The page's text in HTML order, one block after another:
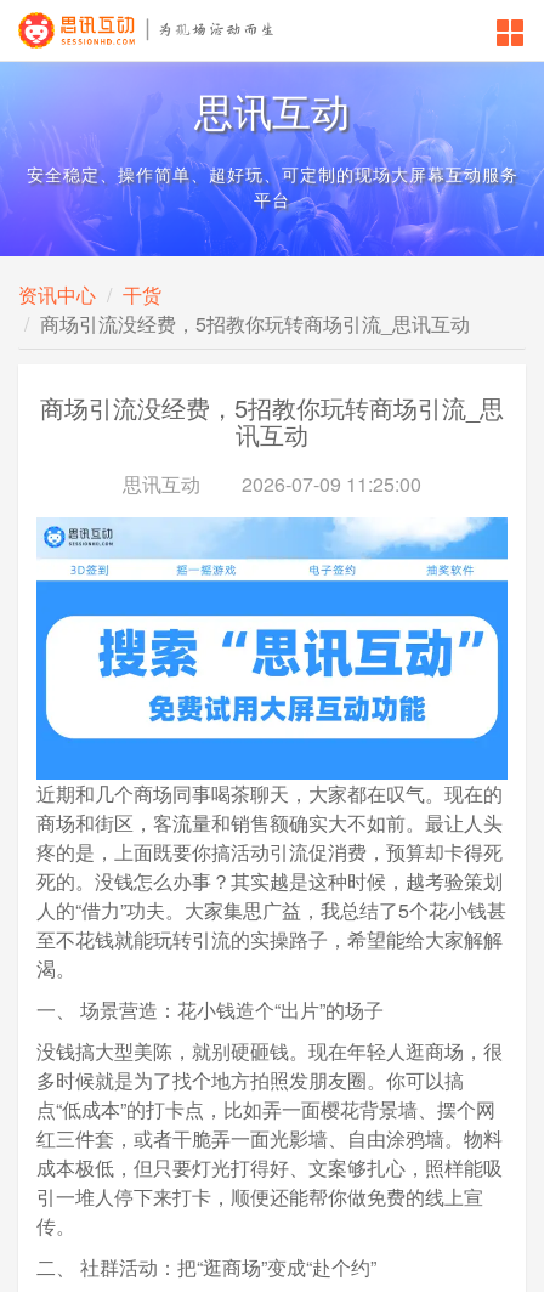
思讯互动
安全稳定、操作简单、超好玩、可定制的现场大屏幕互动服务
平台
资讯中心
干货
商场引流没经费，5招教你玩转商场引流_思讯互动
商场引流没经费，5招教你玩转商场引流_思
讯互动
思讯互动 2026-07-09 11:25:00
近期和几个商场同事喝茶聊天，大家都在叹气。现在的
商场和街区，客流量和销售额确实大不如前。最让人头
疼的是，上面既要你搞活动引流促消费，预算却卡得死
死的。没钱怎么办事？其实越是这种时候，越考验策划
人的“借力”功夫。大家集思广益，我总结了5个花小钱甚
至不花钱就能玩转引流的实操路子，希望能给大家解解
渴。
一、 场景营造：花小钱造个“出片”的场子
没钱搞大型美陈，就别硬砸钱。现在年轻人逛商场，很
多时候就是为了找个地方拍照发朋友圈。你可以搞
点“低成本”的打卡点，比如弄一面樱花背景墙、摆个网
红三件套，或者干脆弄一面光影墙、自由涂鸦墙。物料
成本极低，但只要灯光打得好、文案够扎心，照样能吸
引一堆人停下来打卡，顺便还能帮你做免费的线上宣
传。
二、 社群活动：把“逛商场”变成“赴个约”